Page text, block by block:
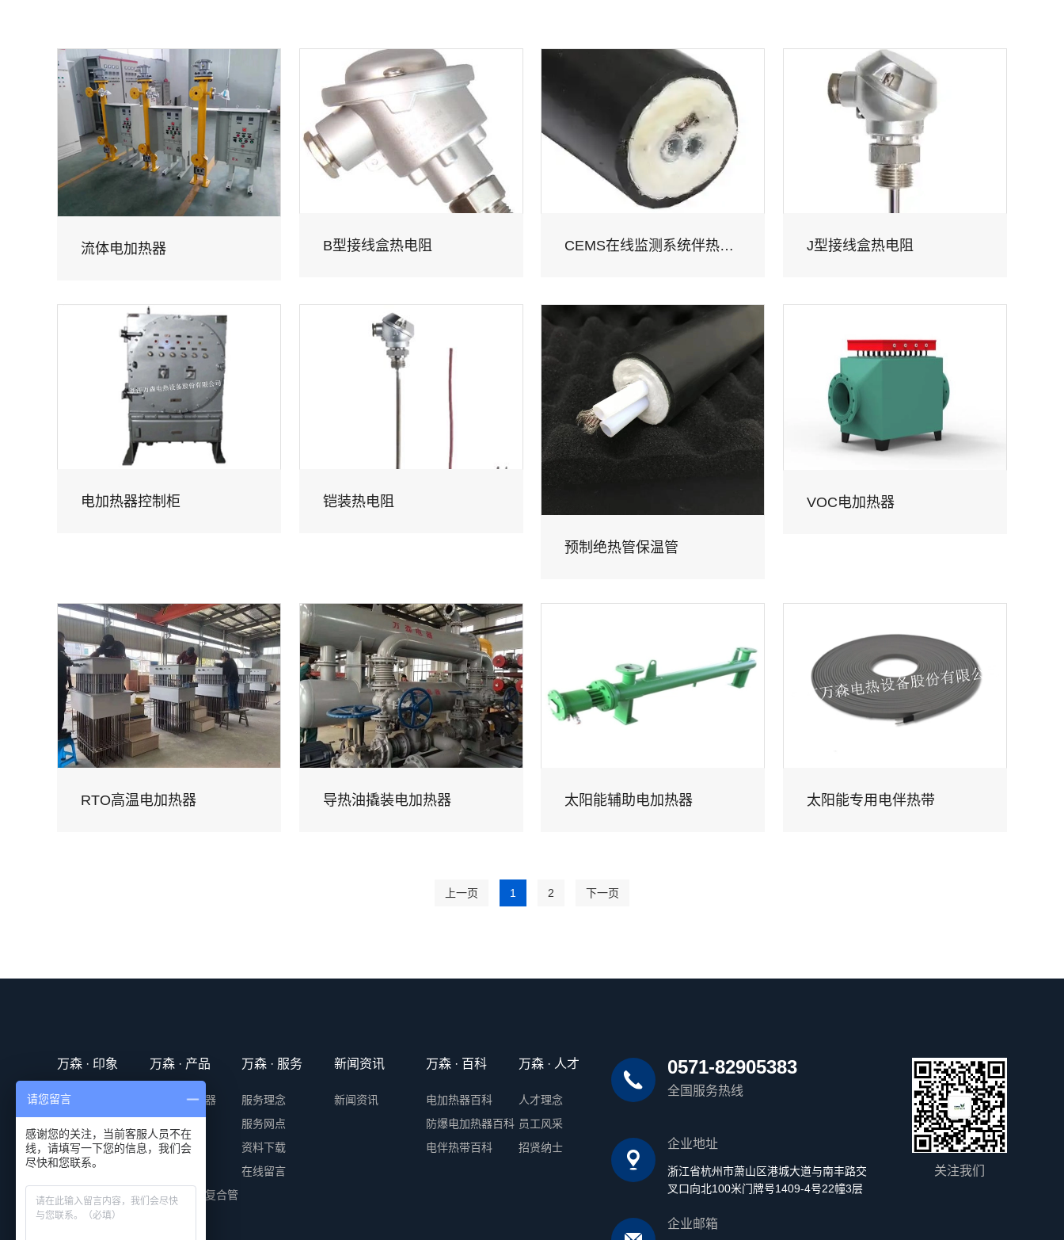
流体电加热器 B型接线盒热电阻 CEMS在线监测系统伴热管线 J型接线盒热电阻
电加热器控制柜 铠装热电阻
预制绝热管保温管
VOC电加热器
RTO高温电加热器 导热油撬装电加热器 太阳能辅助电加热器 太阳能专用电伴热带
上一页 1 2 下一页
万森 · 印象
公司简介
技术实力
全球用户
荣誉资质
联系我们
万森 · 产品
防爆电加热器
伴热带
伴热带采样复合管
万森 · 服务
服务理念
服务网点
资料下载
在线留言
新闻资讯
新闻资讯
万森 · 百科
电加热器百科
防爆电加热器百科
电伴热带百科
万森 · 人才
人才理念
员工风采
招贤纳士
0571-82905383
全国服务热线
企业地址
浙江省杭州市萧山区港城大道与南丰路交
叉口向北100米门牌号1409-4号22幢3层
企业邮箱
关注我们
请您留言
感谢您的关注，当前客服人员不在
线，请填写一下您的信息，我们会
尽快和您联系。